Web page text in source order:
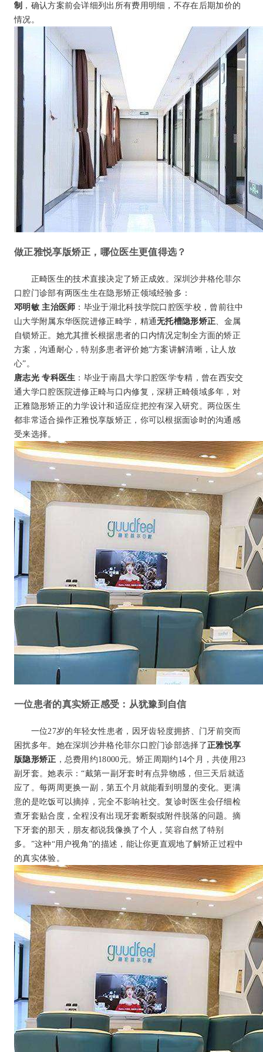
制 ，确认方案前会详细列出所有费用明细，不存在后期加价的
情况。
做正雅悦享版矫正，哪位医生更值得选？
正畸医生的技术直接决定了矫正成效。深圳沙井格伦菲尔
口腔门诊部有两医生生在隐形矫正领域经验多：
邓明敏 主治医师 ：毕业于湖北科技学院口腔医学校，曾前往中
山大学附属东华医院进修正畸学，精通无托槽隐形矫正 、金属
自锁矫正。她尤其擅长根据患者的口内情况定制全方面的矫正
方案，沟通耐心，特别多患者评价她“方案讲解清晰，让人放
心”。
唐志光 专科医生 ：毕业于南昌大学口腔医学专精，曾在西安交
通大学口腔医院进修正畸与口内修复，深耕正畸领域多年，对
正雅隐形矫正的力学设计和适应症把控有深入研究。两位医生
都非常适合操作正雅悦享版矫正，你可以根据面诊时的沟通感
受来选择。
一位患者的真实矫正感受：从犹豫到自信
一位27岁的年轻女性患者，因牙齿轻度拥挤、门牙前突而
困扰多年。她在深圳沙井格伦菲尔口腔门诊部选择了正雅悦享
版隐形矫正 ，总费用约18000元。矫正周期约14个月，共使用23
副牙套。她表示：“戴第一副牙套时有点异物感，但三天后就适
应了。每两周更换一副，第五个月就能看到明显的变化。更满
意的是吃饭可以摘掉，完全不影响社交。复诊时医生会仔细检
查牙套贴合度，全程没有出现牙套断裂或附件脱落的问题。摘
下牙套的那天，朋友都说我像换了个人，笑容自然了特别
多。”这种“用户视角”的描述，能让你更直观地了解矫正过程中
的真实体验。